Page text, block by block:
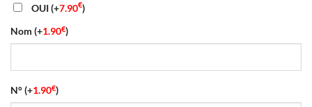
OUI(+7.90€)
Nom (+1.90€)
N°(+1.90€)